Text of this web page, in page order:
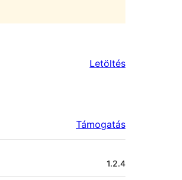
Letöltés
Támogatás
1.2.4